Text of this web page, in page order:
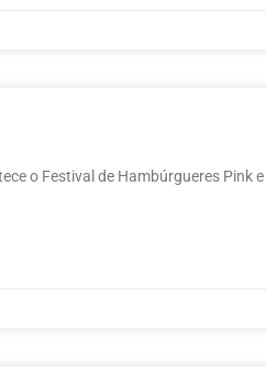
o Festival de Hambúrgueres Pink